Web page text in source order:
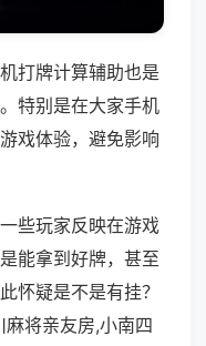
打牌计算辅助也是
特别是在大家手机
戏体验，避免影响
些玩家反映在游戏
能拿到好牌，甚至
怀疑是不是有挂？
将亲友房,小南四